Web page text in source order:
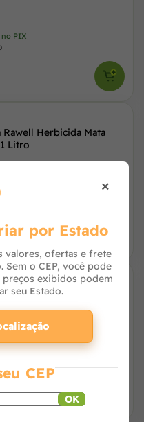
no PIX
Herbicida Mata
Litro
PIX
de Compressão
×
por Estado
valores, ofertas e frete
Sem o CEP, você pode
preços exibidos podem
seu Estado.
CEP
OK